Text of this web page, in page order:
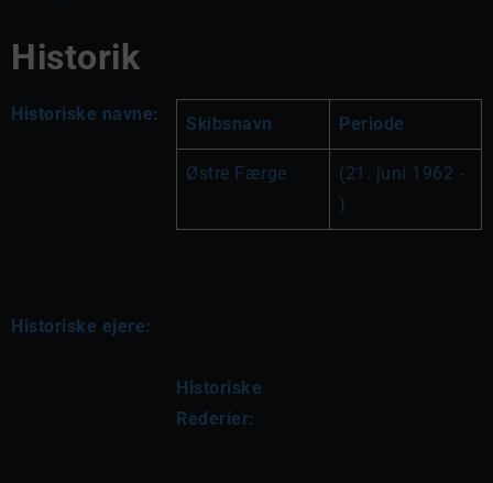
Historik
Historiske navne: Skibsnavn Periode
Østre Færge
(21. juni 1962 -
)
Historiske ejere:
Historiske
Rederier: